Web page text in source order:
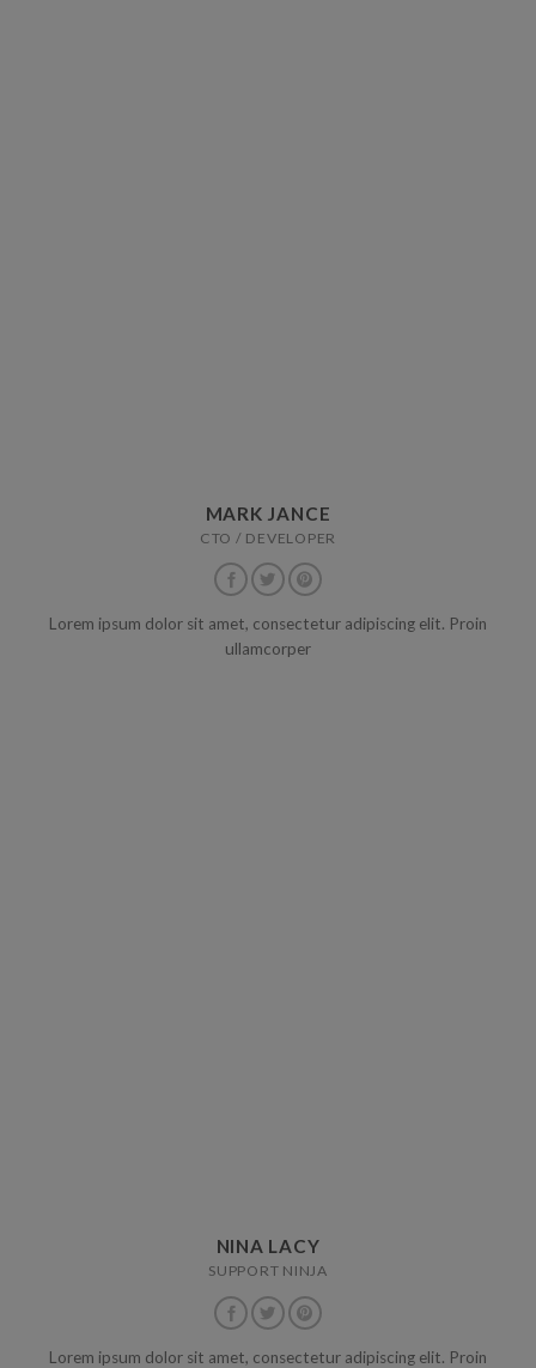
MARK JANCE
CTO / DEVELOPER
Lorem ipsum dolor sit amet, consectetur adipiscing elit. Proin
ullamcorper
NINA LACY
SUPPORT NINJA
Lorem ipsum dolor sit amet, consectetur adipiscing elit. Proin